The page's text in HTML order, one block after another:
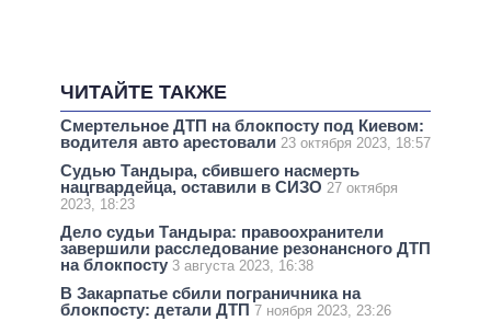
ЧИТАЙТЕ ТАКЖЕ
Смертельное ДТП на блокпосту под Киевом:
водителя авто арестовали 23 октября 2023, 18:57
Судью Тандыра, сбившего насмерть
нацгвардейца, оставили в СИЗО 27 октября
2023, 18:23
Дело судьи Тандыра: правоохранители
завершили расследование резонансного ДТП
на блокпосту 3 августа 2023, 16:38
В Закарпатье сбили пограничника на
блокпосту: детали ДТП 7 ноября 2023, 23:26